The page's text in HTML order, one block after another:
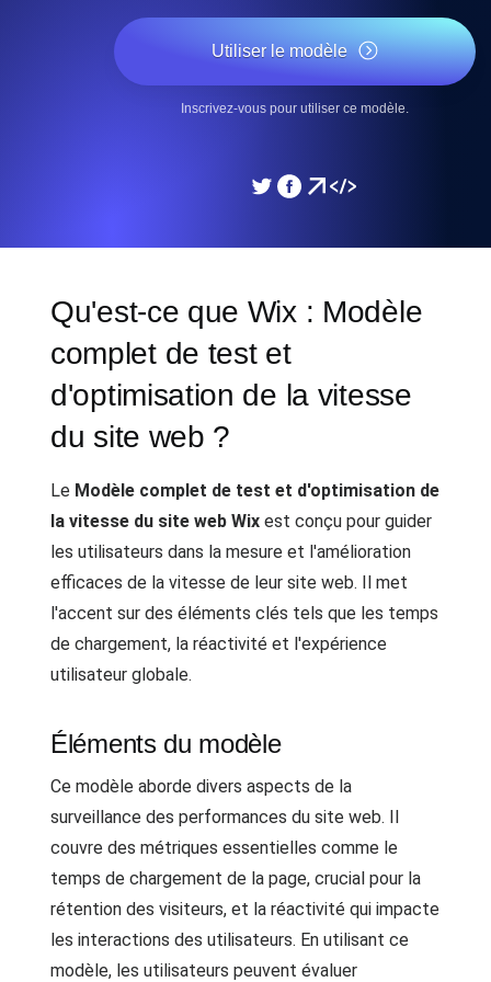
Utiliser le modèle
Inscrivez-vous pour utiliser ce modèle.
Qu'est-ce que Wix : Modèle
complet de test et
d'optimisation de la vitesse
du site web ?
Le Modèle complet de test et d'optimisation de
la vitesse du site web Wix est conçu pour guider
les utilisateurs dans la mesure et l'amélioration
efficaces de la vitesse de leur site web. Il met
l'accent sur des éléments clés tels que les temps
de chargement, la réactivité et l'expérience
utilisateur globale.
Éléments du modèle
Ce modèle aborde divers aspects de la
surveillance des performances du site web. Il
couvre des métriques essentielles comme le
temps de chargement de la page, crucial pour la
rétention des visiteurs, et la réactivité qui impacte
les interactions des utilisateurs. En utilisant ce
modèle, les utilisateurs peuvent évaluer